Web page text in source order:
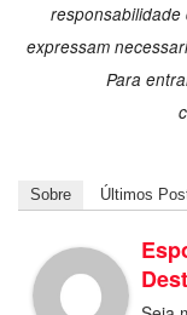
expressam
Para
Sobre Últimos